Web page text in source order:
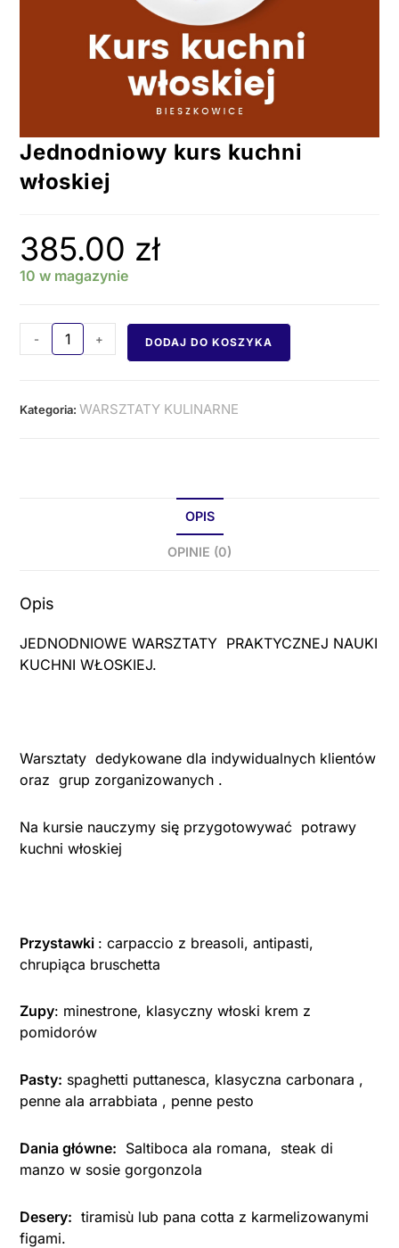
Jednodniowy kurs kuchni
włoskiej
385.00 zł
10 w magazynie
- + DODAJ DO KOSZYKA
Kategoria:WARSZTATY KULINARNE
OPIS
OPINIE (0)
Opis
JEDNODNIOWE WARSZTATY PRAKTYCZNEJ NAUKI
KUCHNI WŁOSKIEJ.
Warsztaty dedykowane dla indywidualnych klientów
oraz grup zorganizowanych .
Na kursie nauczymy się przygotowywać potrawy
kuchni włoskiej
Przystawki : carpaccio z breasoli, antipasti,
chrupiąca bruschetta
Zupy: minestrone, klasyczny włoski krem z
pomidorów
Pasty: spaghetti puttanesca, klasyczna carbonara ,
penne ala arrabbiata , penne pesto
Dania główne: Saltiboca ala romana, steak di
manzo w sosie gorgonzola
Desery: tiramisù lub pana cotta z karmelizowanymi
figami.